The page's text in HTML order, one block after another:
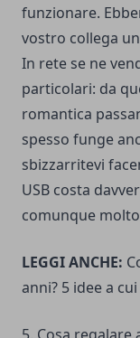
funzionare.
vostro collega
In rete se ne
particolari: da
romantica
spesso funge
sbizzarritevi
USB costa
comunque
LEGGI ANCHE:
anni? 5 idee a